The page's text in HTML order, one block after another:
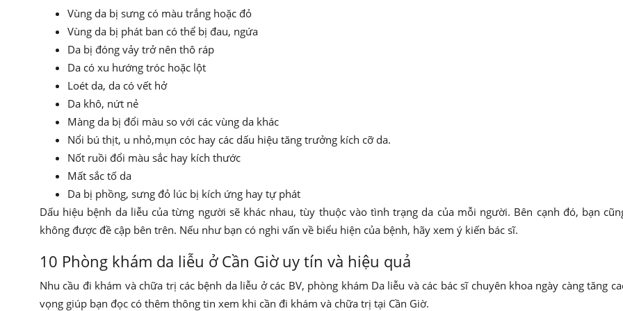
Vùng da bị sưng có màu trắng hoặc đỏ
Vùng da bị phát ban có thể bị đau, ngứa
Da bị đóng vảy trở nên thô ráp
Da có xu hướng tróc hoặc lột
Loét da, da có vết hở
Da khô, nứt nẻ
Màng da bị đổi màu so với các vùng da khác
Nổi bú thịt, u nhỏ,mụn cóc hay các dấu hiệu tăng trưởng kích cỡ da.
Nốt ruồi đổi màu sắc hay kích thước
Mất sắc tố da
Da bị phồng, sưng đỏ lúc bị kích ứng hay tự phát
Dấu hiệu bệnh da liễu của từng người sẽ khác nhau, tùy thuộc vào tình trạng da của mỗi người. Bên cạnh đó, bạn
không được đề cập bên trên. Nếu như bạn có nghi vấn về biểu hiện của bệnh, hãy xem ý kiến bác sĩ.
10 Phòng khám da liễu ở Cần Giờ uy tín và hiệu quả
Nhu cầu đi khám và chữa trị các bệnh da liễu ở các BV, phòng khám Da liễu và các bác sĩ chuyên khoa ngày càng tăng
vọng giúp bạn đọc có thêm thông tin xem khi cần đi khám và chữa trị tại Cần Giờ.